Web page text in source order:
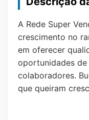
A Rede Super
crescimento no
em oferecer
oportunidades
colaboradores.
que queiram